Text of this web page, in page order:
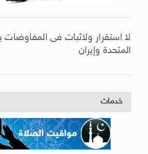
لا استقرار ولاثبات فى المفاوضات
المتحدة وإيران
خدمات